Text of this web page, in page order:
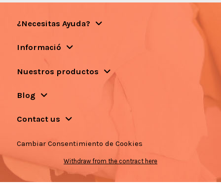
¿Necesitas Ayuda?
Informació
Nuestros productos
Blog
Contact us
Cambiar Consentimiento de Cookies
Withdraw from the contract here